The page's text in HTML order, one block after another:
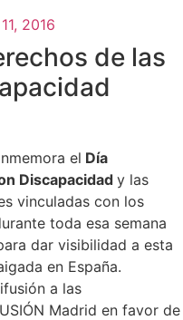
2016
de las
el Día
Discapacidad y las
vinculadas con los
toda esa semana
dar visibilidad a esta
en España.
a las
Madrid en favor de